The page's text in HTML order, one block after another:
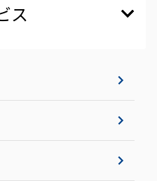
ス